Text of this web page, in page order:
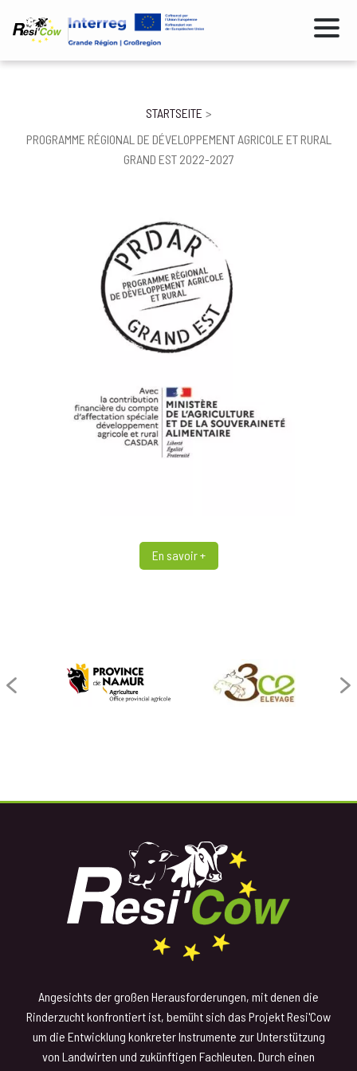
zum
Pfadnavigation
STARTSEITE
PROGRAMME RÉGIONAL DE DÉVELOPPEMENT AGRICOLE ET RURAL
GRAND EST 2022-2027
En savoir +
Angesichts der großen Herausforderungen, mit denen die
Rinderzucht konfrontiert ist, bemüht sich das Projekt Resi'Cow
um die Entwicklung konkreter Instrumente zur Unterstützung
von Landwirten und zukünftigen Fachleuten. Durch einen